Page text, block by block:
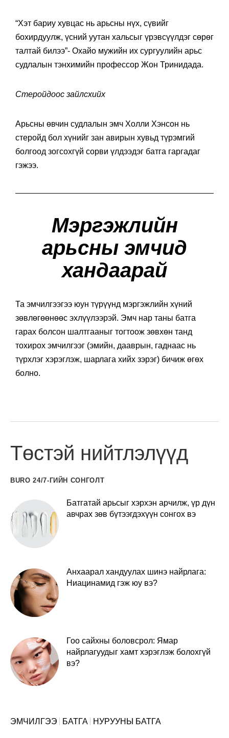
“Хэт бариу хувцас нь арьсны нүх, сүвийг
бохирдуулж, үсний уутан хальсыг үрэвсүүлдэг сөрөг
талтай билээ”- Охайо мужийн их сургуулийн арьс
судлалын тэнхимийн профессор Жон Тринидада.
Стеройдоос зайлсхийх
Арьсны өвчин судлалын эмч Холли Хэнсон нь
стеройд бол хүнийг зан авирын хувьд түрэмгий
болгоод зогсохгүй сорви үлдээдэг батга гаргадаг
гэжээ.
Мэргэжлийн
арьсны эмчид
хандаарай
Та эмчилгээгээ юун түрүүнд мэргэжлийн хүний
зөвлөгөөнөөс эхлүүлээрэй. Эмч нар таны батга
гарах болсон шалтгааныг тогтоож зөвхөн танд
тохирох эмчилгээг (эмийн, дааврын, гаднаас нь
түрхлэг хэрэглэж, шарлага хийх зэрэг) бичиж өгөх
болно.
Төстэй нийтлэлүүд
BURO 24/7-ГИЙН СОНГОЛТ
Батгатай арьсыг хэрхэн арчилж, үр дүн
авчрах зөв бүтээгдэхүүн сонгох вэ
Анхаарал хандуулах шинэ найрлага:
Ниацинамид гэж юу вэ?
Гоо сайхны боловсрол: Ямар
найрлагуудыг хамт хэрэглэж болохгүй
вэ?
ЭМЧИЛГЭЭ БАТГА НУРУУНЫ БАТГА